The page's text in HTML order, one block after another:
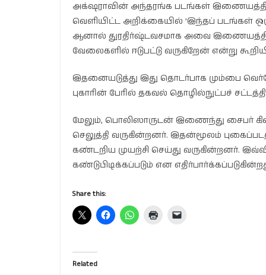
அக்‌‌ஷராவின் அந்தரங்க படங்கள் இணையத்தில்
வெளியிட்ட அறிக்கையில் ’இந்தப் படங்கள்
ஆனால் துரதிர்ஷ்டவசமாக அவை
வேலைகளில் ஈடுபட்டு வருகிறேன் என்று
இதனையடுத்து இது தொடர்பாக மும்பை
புகாரின் பேரில் தகவல் தொழில்நுட்பச்
மேலும், பொலிஸாருடன் இணைந்து சைபர்
செலுத்தி வருகின்றனர். இதன்மூலம்
கண்டறிய முயற்சி செய்து வருகின்றனர்.
கண்டுபிடிக்கப்படும் என
Share this:
Related